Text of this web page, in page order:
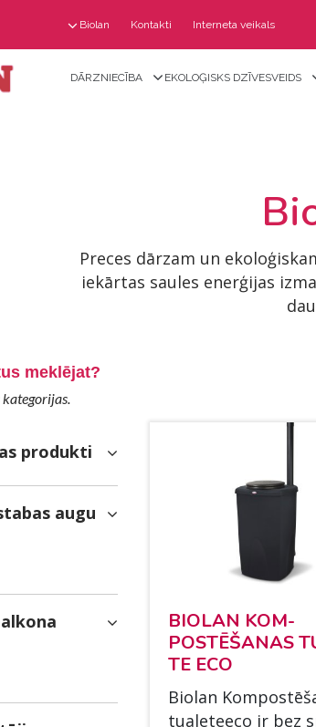
Biolan Kontakti Interneta veikals
DĀRZNIECĪBA EKOLOĢISKS DZĪVESVEIDS
Preces dārzam un
iekārtas saules enerģijas
meklējat?
produkti
augu
BIO­LAN KOM­
POSTĒŠA­NAS
TE ECO
Bio­lan
tua­le­teeco ir bez